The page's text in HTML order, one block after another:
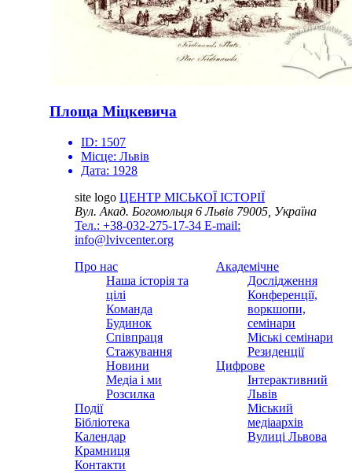
Площа Міцкевича
ID: 1507
Місце: Львів
Дата: 1928
site logo ЦЕНТР МІСЬКОЇ ІСТОРІЇ
Вул. Акад. Богомольця 6Львів 79005, Україна
Тел.: +38-032-275-17-34 E-mail:
info@lvivcenter.org
Про нас
Наша історія та
цілі
Команда
Будинок
Співпраця
Стажування
Новини
Медіа і ми
Розсилка
Події
Бібліотека
Календар
Крамниця
Контакти
Академічне
Дослідження
Конференції,
воркшопи,
семінари
Міські семінари
Резиденції
Цифрове
Інтерактивний
Львів
Міський
медіаархів
Вулиці Львова